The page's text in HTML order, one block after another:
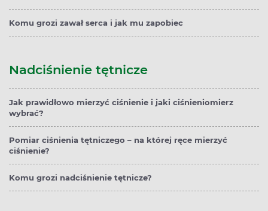
Komu grozi zawał serca i jak mu zapobiec
Nadciśnienie tętnicze
Jak prawidłowo mierzyć ciśnienie i jaki ciśnieniomierz
wybrać?
Pomiar ciśnienia tętniczego – na której ręce mierzyć
ciśnienie?
Komu grozi nadciśnienie tętnicze?